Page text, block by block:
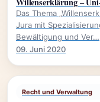
Das Thema
Jura mit
Bewältigung und Ver…
09. Juni 2020
Recht und Verwaltung